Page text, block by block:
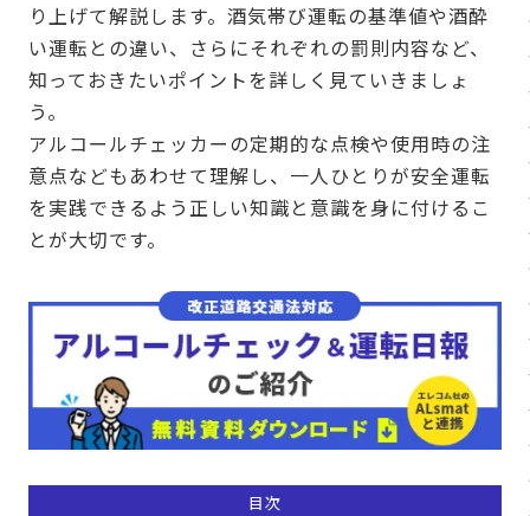
り上げて解説します。酒気帯び運転の基準値や酒酔
い運転との違い、さらにそれぞれの罰則内容など、
知っておきたいポイントを詳しく見ていきましょ
う。
アルコールチェッカーの定期的な点検や使用時の注
意点などもあわせて理解し、一人ひとりが安全運転
を実践できるよう正しい知識と意識を身に付けるこ
とが大切です。
目次